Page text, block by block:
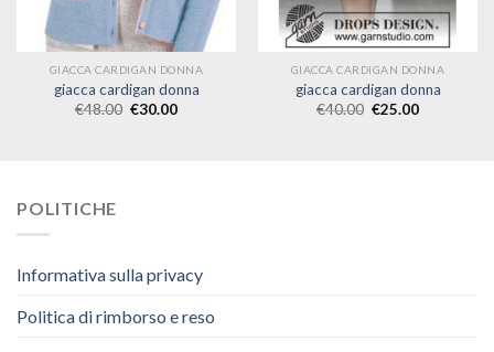
GIACCA CARDIGAN DONNA
giacca cardigan donna
€48.00 €30.00
GIACCA CARDIGAN DONNA
giacca cardigan donna
€40.00 €25.00
POLITICHE
Informativa sulla privacy
Politica di rimborso e reso